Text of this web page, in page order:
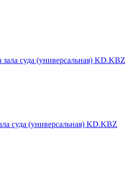
суда (универсальная) KD.KBZ